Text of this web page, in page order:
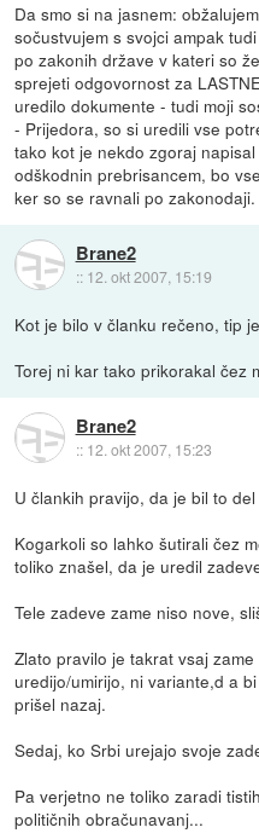
Da smo si na jasnem:
sočustvujem s svojci ampak
po zakonih države v kateri so
sprejeti odgovornost za
uredilo dokumente - tudi moji
- Prijedora, so si uredili vse
tako kot je nekdo zgoraj
odškodnin prebrisancem, bo
ker so se ravnali po zakonodaji.
Brane2
:: 12. okt 2007, 15:19
Kot je bilo v članku rečeno, tip
Torej ni kar tako prikorakal čez
Brane2
:: 12. okt 2007, 15:23
U člankih pravijo, da je bil to
Kogarkoli so lahko šutirali čez
toliko znašel, da je uredil
Tele zadeve zame niso nove,
Zlato pravilo je takrat vsaj
uredijo/umirijo, ni variante,d a
prišel nazaj.
Sedaj, ko Srbi urejajo svoje
Pa verjetno ne toliko zaradi
političnih obračunavanj...